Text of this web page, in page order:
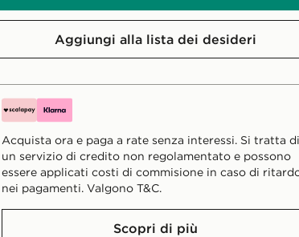
Aggiungi alla lista dei desideri
Acquista ora e paga a rate senza interessi. Si tratta di
un servizio di credito non regolamentato e possono
essere applicati costi di commisione in caso di
nei pagamenti. Valgono T&C.
Scopri di più